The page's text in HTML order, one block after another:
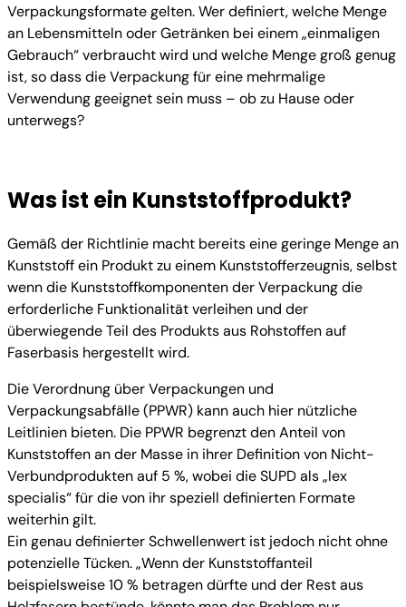
Verpackungsformate gelten. Wer definiert, welche Menge
an Lebensmitteln oder Getränken bei einem „einmaligen
Gebrauch“ verbraucht wird und welche Menge groß genug
ist, so dass die Verpackung für eine mehrmalige
Verwendung geeignet sein muss – ob zu Hause oder
unterwegs?
Was ist ein Kunststoffprodukt?
Gemäß der Richtlinie macht bereits eine geringe Menge an
Kunststoff ein Produkt zu einem Kunststofferzeugnis, selbst
wenn die Kunststoffkomponenten der Verpackung die
erforderliche Funktionalität verleihen und der
überwiegende Teil des Produkts aus Rohstoffen auf
Faserbasis hergestellt wird.
Die Verordnung über Verpackungen und
Verpackungsabfälle (PPWR) kann auch hier nützliche
Leitlinien bieten. Die PPWR begrenzt den Anteil von
Kunststoffen an der Masse in ihrer Definition von Nicht-
Verbundprodukten auf 5 %, wobei die SUPD als „lex
specialis“ für die von ihr speziell definierten Formate
weiterhin gilt.
Ein genau definierter Schwellenwert ist jedoch nicht ohne
potenzielle Tücken. „Wenn der Kunststoffanteil
beispielsweise 10 % betragen dürfte und der Rest aus